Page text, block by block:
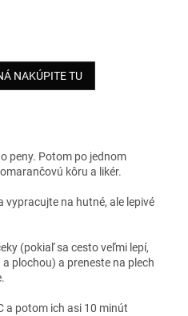
NAKÚPITE TU
peny. Potom po jednom
kôru a likér.
vypracujte na hutné, ale lepivé
(pokiaľ sa cesto veľmi lepí,
plochou) a preneste na plech
a potom ich asi 10 minút